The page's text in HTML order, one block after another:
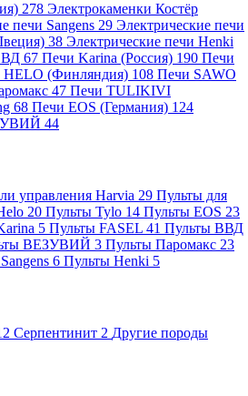
278 Электрокаменки Костёр
печи Sangens 29 Электрические печи
38 Электрические печи Henki
67 Печи Karina (Россия) 190 Печи
HELO (Финляндия) 108 Печи SAWO
47 Печи TULIKIVI
68 Печи EOS (Германия) 124
44
управления Harvia 29 Пульты для
20 Пульты Tylo 14 Пульты EOS 23
5 Пульты FASEL 41 Пульты ВВД
ВЕЗУВИЙ 3 Пульты Паромакс 23
6 Пульты Henki 5
Серпентинит 2 Другие породы